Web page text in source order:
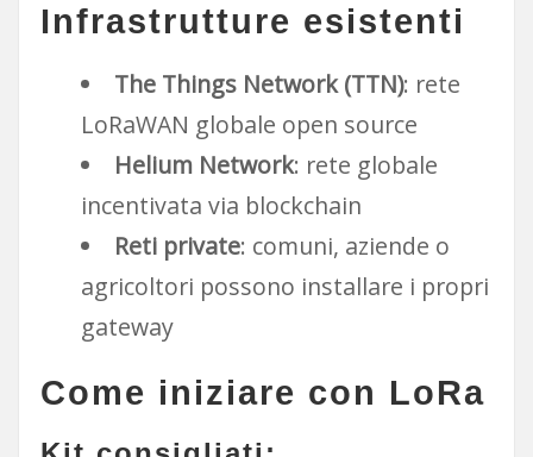
Infrastrutture esistenti
The Things Network (TTN): rete
LoRaWAN globale open source
Helium Network: rete globale
incentivata via blockchain
Reti private: comuni, aziende o
agricoltori possono installare i propri
gateway
Come iniziare con LoRa